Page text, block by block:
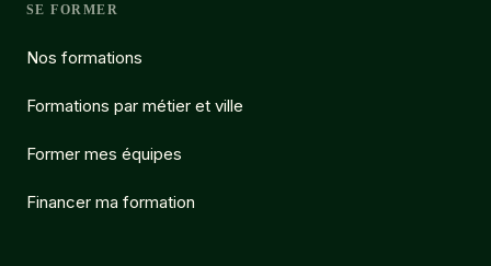
SE FORMER
Nos formations
Formations par métier et ville
Former mes équipes
Financer ma formation